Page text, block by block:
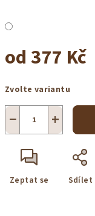
od377 Kč
cena:
Zvolte variantu
+
−
Zeptat se Sdílet